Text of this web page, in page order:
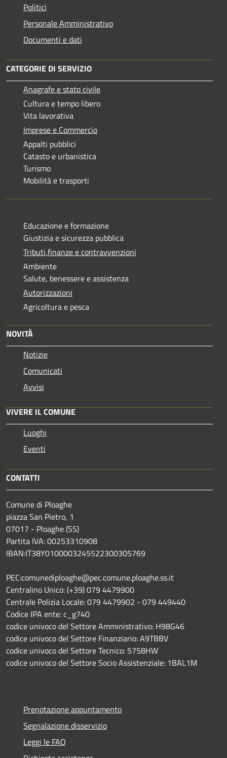
Politici
Personale Amministrativo
Documenti e dati
CATEGORIE DI SERVIZIO
Anagrafe e stato civile
Cultura e tempo libero
Vita lavorativa
Imprese e Commercio
Appalti pubblici
Catasto e urbanistica
Turismo
Mobilità e trasporti
Educazione e formazione
Giustizia e sicurezza pubblica
Tributi,finanze e contravvenzioni
Ambiente
Salute, benessere e assistenza
Autorizzazioni
Agricoltura e pesca
NOVITÀ
Notizie
Comunicati
Avvisi
VIVERE IL COMUNE
Luoghi
Eventi
CONTATTI
Comune di Ploaghe
piazza San Pietro, 1
07017 - Ploaghe (SS)
Partita IVA: 00253310908
IBAN:IT38Y0100003245522300305769
PEC:comunediploaghe@pec.comune.ploaghe.ss.it
Centralino Unico: (+39) 079 4479900
Centrale Polizia Locale: 079 4479902 - 079 449440
Codice IPA ente: c_g740
codice univoco del Settore Amministrativo: H98G46
codice univoco del Settore Finanziario: A9TBBV
codice univoco del Settore Tecnico: 5758HW
codice univoco del Settore Socio Assistenziale: 1BAL1M
Prenotazione appuntamento
Segnalazione disservizio
Leggi le FAQ